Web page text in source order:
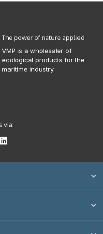
The power of nature applied
VMP is a wholesaler of
ecological products for the
maritime industry.
via: